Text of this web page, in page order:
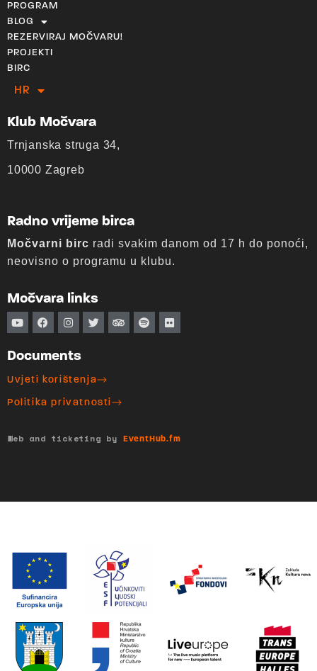
PROGRAM
BLOG
REZERVIRAJ MOČVARU!
PROJEKTI
BIRC
HR
EN
Klub Močvara
Trnjanska struga 34,
10000 Zagreb
Radno vrijeme birca
Močvarni birc radi svakim danom od 17 h do ponoći,
neovisno o programu u klubu.
Močvara links
Documents
Uvjeti korištenja
Politika privatnosti
Web and ticketing by EventHub.fm